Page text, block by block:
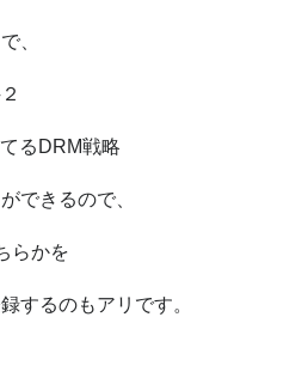
、
るDRM戦略
できるので、
らかを
するのもアリです。